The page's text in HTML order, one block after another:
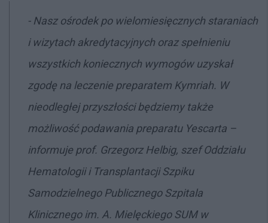
- Nasz ośrodek po wielomiesięcznych staraniach
i wizytach akredytacyjnych oraz spełnieniu
wszystkich koniecznych wymogów uzyskał
zgodę na leczenie preparatem Kymriah. W
nieodległej przyszłości będziemy także
możliwość podawania preparatu Yescarta –
informuje prof. Grzegorz Helbig, szef Oddziału
Hematologii i Transplantacji Szpiku
Samodzielnego Publicznego Szpitala
Klinicznego im. A. Mielęckiego SUM w